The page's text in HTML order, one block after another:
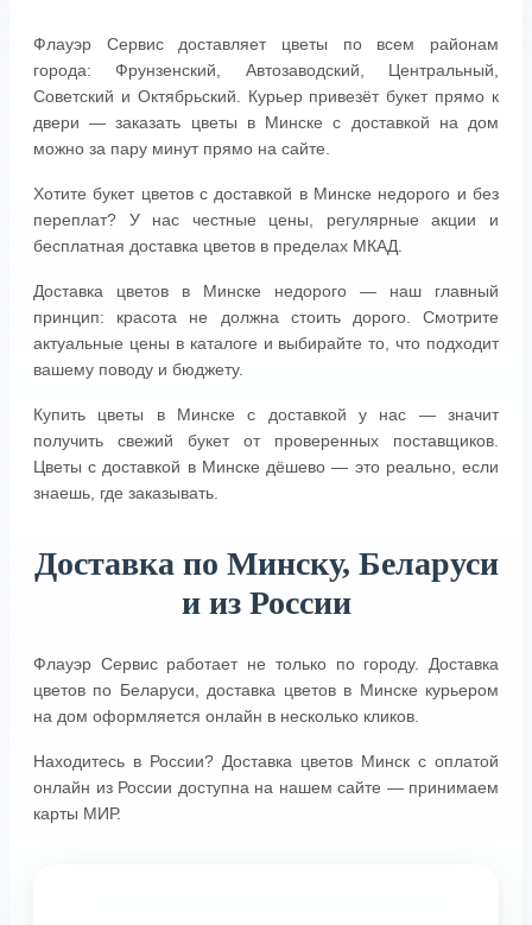
Флауэр Сервис доставляет цветы по всем районам
города: Фрунзенский, Автозаводский, Центральный,
Советский и Октябрьский. Курьер привезёт букет прямо к
двери — заказать цветы в Минске с доставкой на дом
можно за пару минут прямо на сайте.
Хотите букет цветов с доставкой в Минске недорого и без
переплат? У нас честные цены, регулярные акции и
бесплатная доставка цветов в пределах МКАД.
Доставка цветов в Минске недорого — наш главный
принцип: красота не должна стоить дорого. Смотрите
актуальные цены в каталоге и выбирайте то, что подходит
вашему поводу и бюджету.
Купить цветы в Минске с доставкой у нас — значит
получить свежий букет от проверенных поставщиков.
Цветы с доставкой в Минске дёшево — это реально, если
знаешь, где заказывать.
Доставка по Минску, Беларуси
и из России
Флауэр Сервис работает не только по городу. Доставка
цветов по Беларуси, доставка цветов в Минске курьером
на дом оформляется онлайн в несколько кликов.
Находитесь в России? Доставка цветов Минск с оплатой
онлайн из России доступна на нашем сайте — принимаем
карты МИР.